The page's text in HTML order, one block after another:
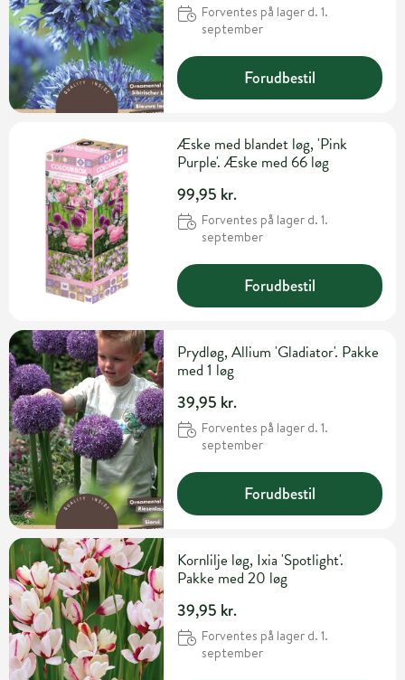
Forventes på lager d. 1.
september
Forudbestil
Æske med blandet løg, 'Pink
Purple'. Æske med 66 løg
99,95 kr.
Forventes på lager d. 1.
september
Forudbestil
Prydløg, Allium 'Gladiator'. Pakke
med 1 løg
39,95 kr.
Forventes på lager d. 1.
september
Forudbestil
Kornlilje løg, Ixia 'Spotlight'.
Pakke med 20 løg
39,95 kr.
Forventes på lager d. 1.
september